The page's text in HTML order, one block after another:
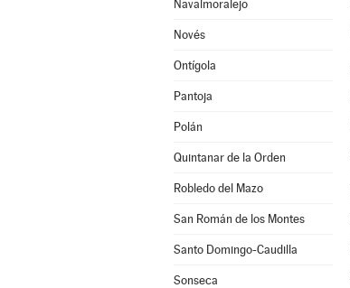
Navalmoralejo
Novés
Ontígola
Pantoja
Polán
Quintanar de la Orden
Robledo del Mazo
San Román de los Montes
Santo Domingo-Caudilla
Sonseca